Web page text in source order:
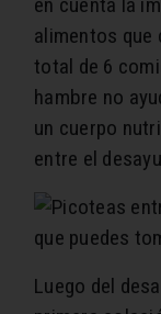
en cuenta la
alimentos que
total de 6
hambre no
un cuerpo
entre el
Luego del